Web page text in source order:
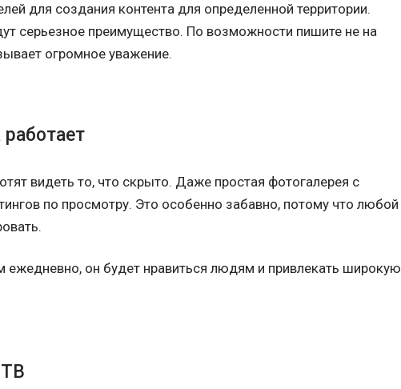
для создания контента для определенной территории.
серьезное преимущество. По возможности пишите не на
огромное уважение.
видеть то, что скрыто. Даже простая фотогалерея с
по просмотру. Это особенно забавно, потому что любой
ежедневно, он будет нравиться людям и привлекать широкую